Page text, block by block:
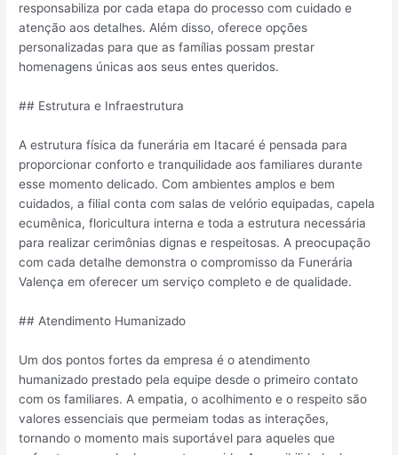
responsabiliza por cada etapa do processo com cuidado e
atenção aos detalhes. Além disso, oferece opções
personalizadas para que as famílias possam prestar
homenagens únicas aos seus entes queridos.
## Estrutura e Infraestrutura
A estrutura física da funerária em Itacaré é pensada para
proporcionar conforto e tranquilidade aos familiares durante
esse momento delicado. Com ambientes amplos e bem
cuidados, a filial conta com salas de velório equipadas, capela
ecumênica, floricultura interna e toda a estrutura necessária
para realizar cerimônias dignas e respeitosas. A preocupação
com cada detalhe demonstra o compromisso da Funerária
Valença em oferecer um serviço completo e de qualidade.
## Atendimento Humanizado
Um dos pontos fortes da empresa é o atendimento
humanizado prestado pela equipe desde o primeiro contato
com os familiares. A empatia, o acolhimento e o respeito são
valores essenciais que permeiam todas as interações,
tornando o momento mais suportável para aqueles que